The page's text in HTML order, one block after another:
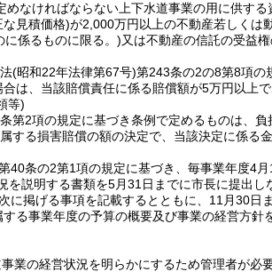
なければならない上下水道事業の用に供す
見積価格)が2,000万円以上の不動産若しくは
に係るものに限る。)又は不動産の信託の受益
(昭和22年法律第67号)第243条の2の8第8項の
は、当該賠償責任に係る賠償額が5万円以上で
等)
第2項の規定に基づき条例で定めるものは、
する損害賠償の額の決定で、当該決定に係る
40条の2第1項の規定に基づき、毎事業年度4
説明する書類を5月31日までに市長に提出し
に掲げる事項を記載するとともに、11月30日
る事業年度の予算の概要及び事業の経営方針
業の経営状況を明らかにするため管理者が必